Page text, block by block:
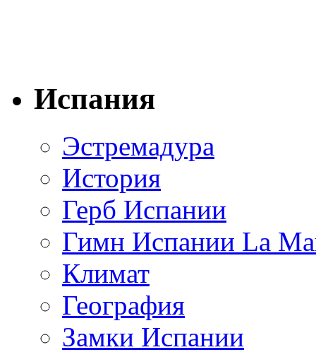
Испания
Эстремадура
История
Герб Испании
Гимн Испании La
Климат
География
Замки Испании